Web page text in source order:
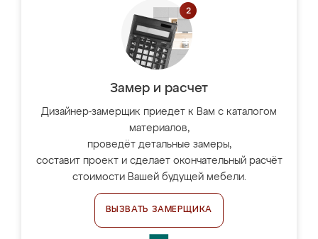
Замер и расчет
Дизайнер-замерщик приедет к Вам с каталогом
материалов,
проведёт детальные замеры,
составит проект и сделает окончательный расчёт
стоимости Вашей будущей мебели.
ВЫЗВАТЬ ЗАМЕРЩИКА